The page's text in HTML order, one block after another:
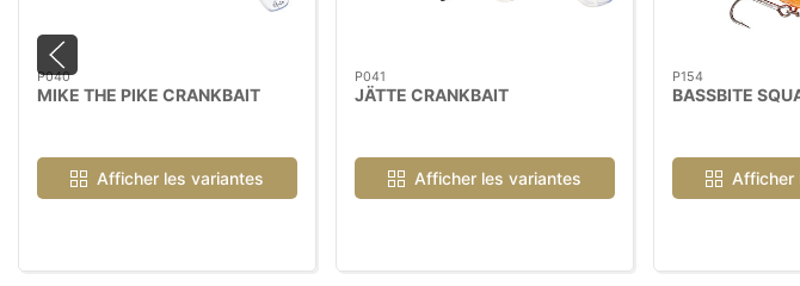
P040
MIKE THE PIKE CRANKBAIT
Afficher les variantes
P041
JÄTTE CRANKBAIT
Afficher les variantes
P154
BASSBITE
Afficher